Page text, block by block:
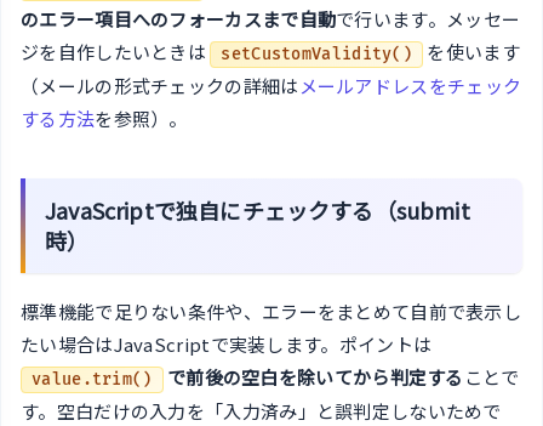
のエラー項目へのフォーカスまで自動で行います。メッセー
ジを自作したいときは
setCustomValidity()
を使います
（メールの形式チェックの詳細はメールアドレスをチェック
する方法を参照）。
JavaScriptで独自にチェックする（submit
時）
標準機能で足りない条件や、エラーをまとめて自前で表示し
たい場合はJavaScriptで実装します。ポイントは
value.trim() で前後の空白を除いてから判定する ことで
す。空白だけの入力を「入力済み」と誤判定しないためで